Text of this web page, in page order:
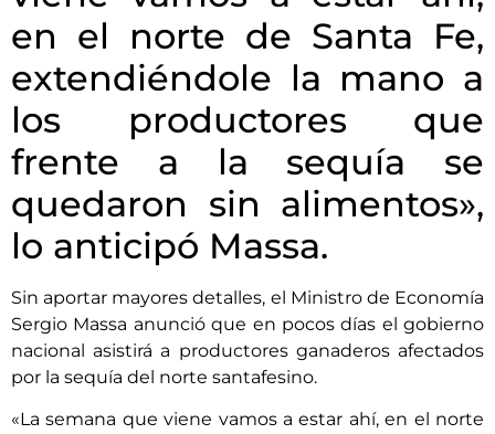
en el norte de Santa Fe,
extendiéndole la mano a
los productores que
frente a la sequía se
quedaron sin alimentos»,
lo anticipó Massa.
Sin aportar mayores detalles, el Ministro de Economía
Sergio Massa anunció que en pocos días el gobierno
nacional asistirá a productores ganaderos afectados
por la sequía del norte santafesino.
«La semana que viene vamos a estar ahí, en el norte